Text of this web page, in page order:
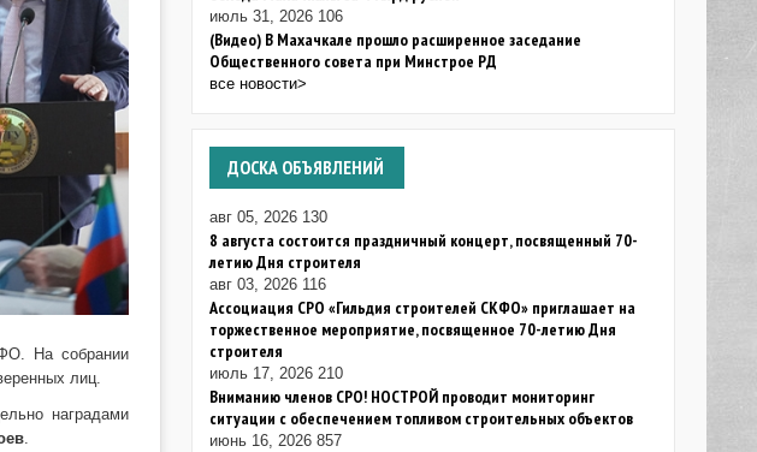
На собрании
лиц.
наградами
июль 31, 2026 106
(Видео) В Махачкале прошло расширенное заседание
Общественного совета при Минстрое РД
все новости>
ДОСКА ОБЪЯВЛЕНИЙ
авг 05, 2026 130
8 августа состоится праздничный концерт, посвященный 70-
летию Дня строителя
авг 03, 2026 116
Ассоциация СРО «Гильдия строителей СКФО» приглашает на
торжественное мероприятие, посвященное 70-летию Дня
строителя
июль 17, 2026 210
Вниманию членов СРО! НОСТРОЙ проводит мониторинг
ситуации с обеспечением топливом строительных объектов
июнь 16, 2026 857